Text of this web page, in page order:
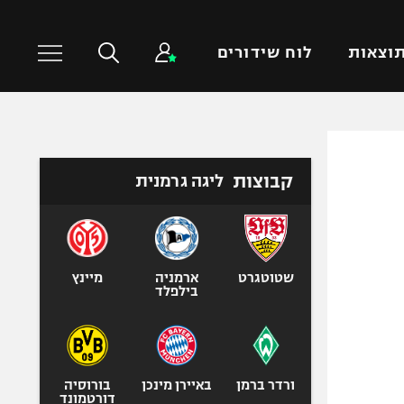
תוצאות לוח שידורים
טניס
כדורעף
ג'ודו
ספורט אולימפי
קבוצות ליגה גרמנית
שטוטגרט
ארמניה
בילפלד
מיינץ
ורדר ברמן באיירן מינכן
בורוסיה
דורטמונד